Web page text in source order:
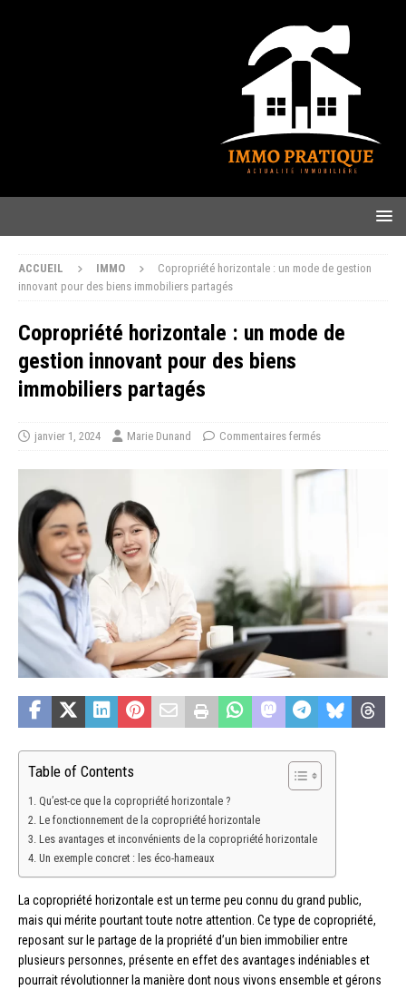
ACCUEIL IMMO
Copropriété horizontale : un mode de gestion
innovant pour des biens immobiliers partagés
Copropriété horizontale : un mode de
gestion innovant pour des biens
immobiliers partagés
janvier 1, 2024 Marie Dunand Commentaires fermés
Table of Contents
Qu’est-ce que la copropriété horizontale ?
Le fonctionnement de la copropriété horizontale
Les avantages et inconvénients de la copropriété horizontale
Un exemple concret : les éco-hameaux
La copropriété horizontale est un terme peu connu du grand public,
mais qui mérite pourtant toute notre attention. Ce type de copropriété,
reposant sur le partage de la propriété d’un bien immobilier entre
plusieurs personnes, présente en effet des avantages indéniables et
pourrait révolutionner la manière dont nous vivons ensemble et gérons